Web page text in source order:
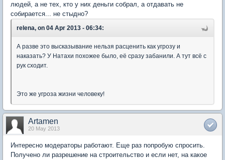
людей, а не тех, кто у них деньги собрал, а отдавать не
собирается... не стыдно?
relena, on 04 Apr 2013 - 06:34:
А разве это высказывание нельзя расценить как угрозу и
наказать? У Натахи похожее было, её сразу забанили. А тут всё с
рук сходит.
Это же угроза жизни человеку!
Artamen
20 May 2013
Интересно модераторы работают. Еще раз попробую спросить.
Получено ли разрешение на строительство и если нет, на какое